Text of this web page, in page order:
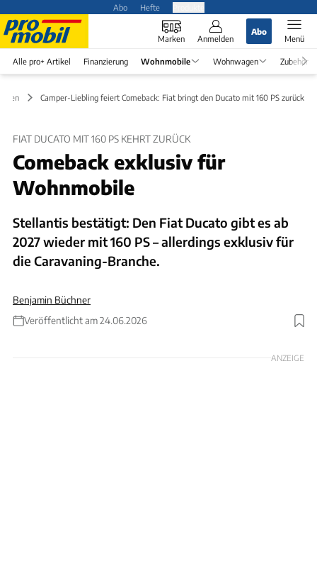
Abo Hefte
Marken Anmelden
Abo
Menü
Alle pro+ Artikel Finanzierung Wohnmobile Wohnwagen Zubehör
Camper-Liebling feiert Comeback: Fiat bringt den Ducato mit 160 PS zurück
FIAT DUCATO MIT 160 PS KEHRT ZURÜCK
Comeback exklusiv für
Wohnmobile
Stellantis bestätigt: Den Fiat Ducato gibt es ab
2027 wieder mit 160 PS – allerdings exklusiv für
die Caravaning-Branche.
Benjamin Büchner
Veröffentlicht am 24.06.2026
Foto: Ingolf Pompe
ANZEIGE